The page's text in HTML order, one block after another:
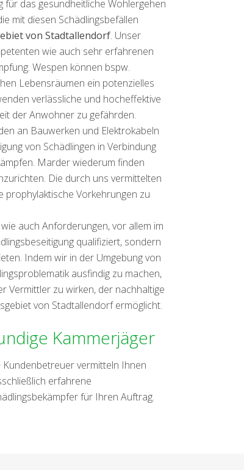
das gesundheitliche Wohlergehen
mit diesen Schädlingsbefällen
von Stadtallendorf. Unser
wie auch sehr erfahrenen
Wespen können bspw.
Lebensräumen ein potenzielles
verlässliche und hocheffektive
der Anwohner zu gefährden.
an Bauwerken und Elektrokabeln
von Schädlingen in Verbindung
Marder wiederum finden
Die durch uns vermittelten
prophylaktische Vorkehrungen zu
auch Anforderungen, vor allem im
qualifiziert, sondern
Indem wir in der Umgebung von
ausfindig zu machen,
Vermittler zu wirken, der nachhaltige
von Stadtallendorf ermöglicht.
Kammerjäger
Kundenbetreuer vermitteln Ihnen
erfahrene
für Ihren Auftrag.